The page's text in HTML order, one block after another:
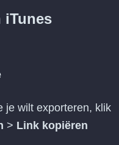
iTunes
je wilt exporteren, klik
> Link kopiëren